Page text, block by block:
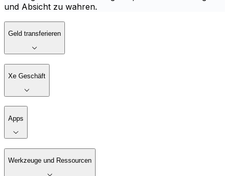
und Absicht zu wahren.
Geld transferieren
Xe Geschäft
Apps
Werkzeuge und Ressourcen